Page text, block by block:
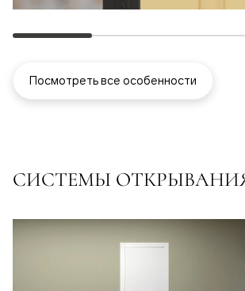
Посмотреть все особенности
СИСТЕМЫ